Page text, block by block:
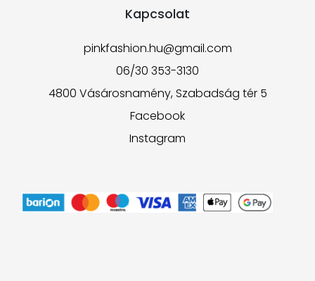
Kapcsolat
pinkfashion.hu@gmail.com
06/30 353-3130
4800 Vásárosnamény, Szabadság tér 5
Facebook
Instagram